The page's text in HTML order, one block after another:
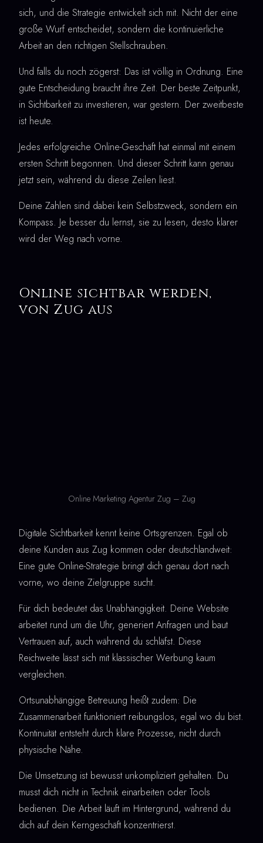
sich, und die Strategie entwickelt sich mit. Nicht der eine
große Wurf entscheidet, sondern die kontinuierliche
Arbeit an den richtigen Stellschrauben.
Und falls du noch zögerst: Das ist völlig in Ordnung. Eine
gute Entscheidung braucht ihre Zeit. Der beste Zeitpunkt,
in Sichtbarkeit zu investieren, war gestern. Der zweitbeste
ist heute.
Jedes erfolgreiche Online-Geschäft hat einmal mit einem
ersten Schritt begonnen. Und dieser Schritt kann genau
jetzt sein, während du diese Zeilen liest.
Deine Zahlen sind dabei kein Selbstzweck, sondern ein
Kompass. Je besser du lernst, sie zu lesen, desto klarer
wird der Weg nach vorne.
Online sichtbar werden,
von Zug aus
Online Marketing Agentur Zug – Zug
Digitale Sichtbarkeit kennt keine Ortsgrenzen. Egal ob
deine Kunden aus Zug kommen oder deutschlandweit:
Eine gute Online-Strategie bringt dich genau dort nach
vorne, wo deine Zielgruppe sucht.
Für dich bedeutet das Unabhängigkeit. Deine Website
arbeitet rund um die Uhr, generiert Anfragen und baut
Vertrauen auf, auch während du schläfst. Diese
Reichweite lässt sich mit klassischer Werbung kaum
vergleichen.
Ortsunabhängige Betreuung heißt zudem: Die
Zusammenarbeit funktioniert reibungslos, egal wo du bist.
Kontinuität entsteht durch klare Prozesse, nicht durch
physische Nähe.
Die Umsetzung ist bewusst unkompliziert gehalten. Du
musst dich nicht in Technik einarbeiten oder Tools
bedienen. Die Arbeit läuft im Hintergrund, während du
dich auf dein Kerngeschäft konzentrierst.